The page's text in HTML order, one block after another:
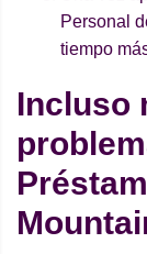
Personal
tiempo
Incluso